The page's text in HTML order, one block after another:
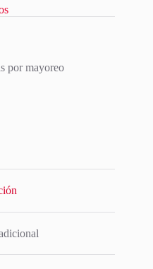
por mayoreo